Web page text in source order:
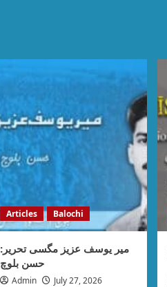
Articles Balochi
میر یوسف عزیز مگسی تحریر:
حسن بلوچ
Admin July 27, 2026